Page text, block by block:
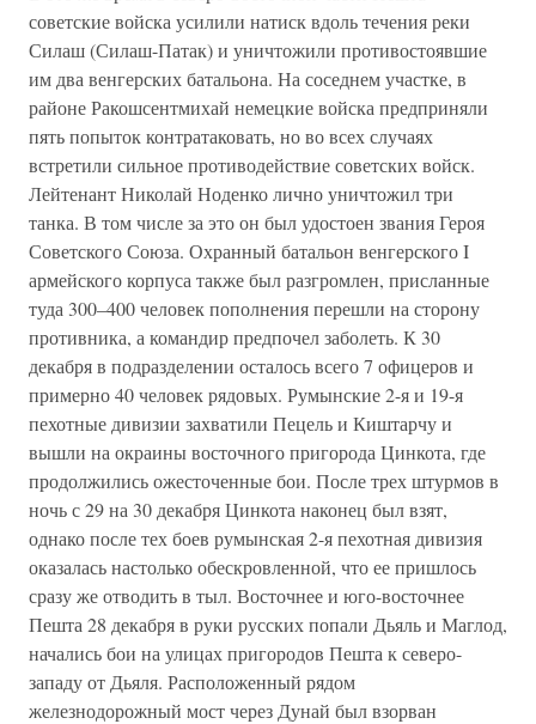
советские войска усилили натиск вдоль течения реки
Силаш (Силаш-Патак) и уничтожили противостоявшие
им два венгерских батальона. На соседнем участке, в
районе Ракошсентмихай немецкие войска предприняли
пять попыток контратаковать, но во всех случаях
встретили сильное противодействие советских войск.
Лейтенант Николай Ноденко лично уничтожил три
танка. В том числе за это он был удостоен звания Героя
Советского Союза. Охранный батальон венгерского I
армейского корпуса также был разгромлен, присланные
туда 300–400 человек пополнения перешли на сторону
противника, а командир предпочел заболеть. К 30
декабря в подразделении осталось всего 7 офицеров и
примерно 40 человек рядовых. Румынские 2-я и 19-я
пехотные дивизии захватили Пецель и Киштарчу и
вышли на окраины восточного пригорода Цинкота, где
продолжились ожесточенные бои. После трех штурмов в
ночь с 29 на 30 декабря Цинкота наконец был взят,
однако после тех боев румынская 2-я пехотная дивизия
оказалась настолько обескровленной, что ее пришлось
сразу же отводить в тыл. Восточнее и юго-восточнее
Пешта 28 декабря в руки русских попали Дьяль и Маглод,
начались бои на улицах пригородов Пешта к северо-
западу от Дьяля. Расположенный рядом
железнодорожный мост через Дунай был взорван